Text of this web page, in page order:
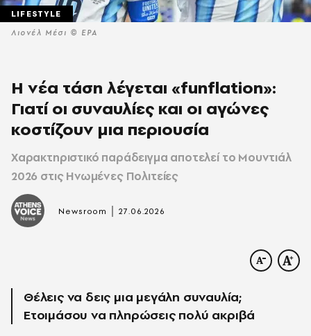
Λιονέλ Μέσι © EPA
LIFESTYLE
Η νέα τάση λέγεται «funflation»:
Γιατί οι συναυλίες και οι αγώνες
κοστίζουν μια περιουσία
Χαρακτηριστικό παράδειγμα αποτελεί το Μουντιάλ
2026 στις Ηνωμένες Πολιτείες
Newsroom |27.06.2026
Θέλεις να δεις μια μεγάλη συναυλία;
Ετοιμάσου να πληρώσεις πολύ ακριβά